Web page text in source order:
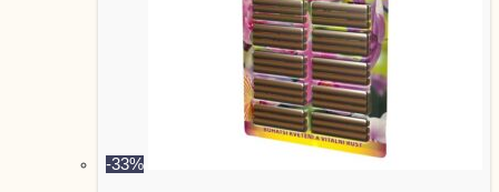
-33%